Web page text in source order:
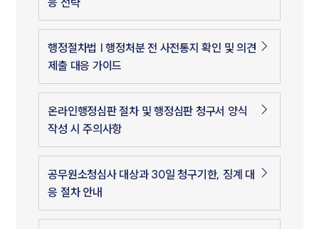
행정절차법 | 행정처분 전 사전통지 확인 및 의견
제출 대응 가이드
온라인행정심판 절차 및 행정심판 청구서 양식
작성 시 주의사항
공무원소청심사 대상과 30일 청구기한, 징계 대
응 절차 안내